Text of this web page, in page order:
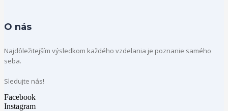
O nás
Najdôležitejším výsledkom každého vzdelania je poznanie samého
seba.
Sledujte nás!
Facebook
Instagram